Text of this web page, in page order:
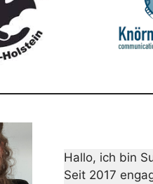
Hallo, ich bin
Seit 2017